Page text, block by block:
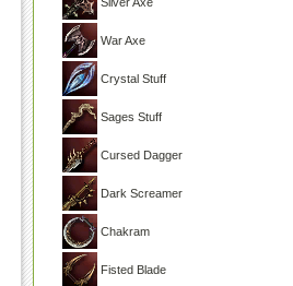
War Axe
Crystal Stuff
Sages Stuff
Cursed Dagger
Dark Screamer
Chakram
Fisted Blade